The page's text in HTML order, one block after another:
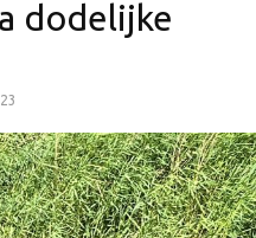
dodelijke